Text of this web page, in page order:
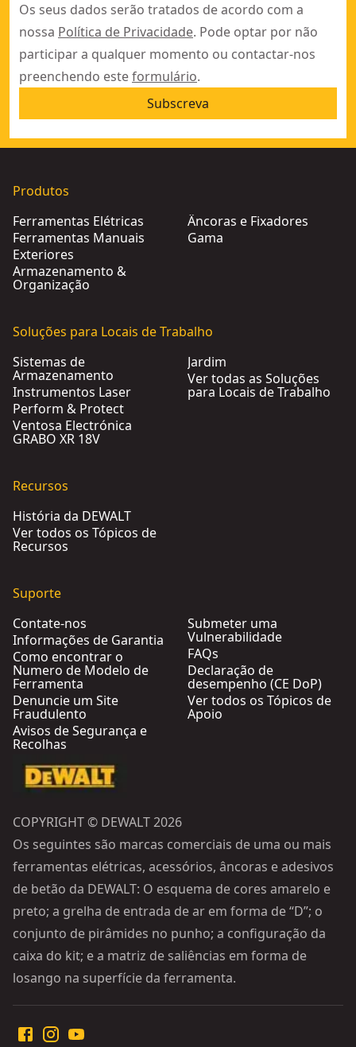
Os seus dados serão tratados de acordo com a
nossa Política de Privacidade. Pode optar por não
participar a qualquer momento ou contactar-nos
preenchendo esteformulário.
Subscreva
Produtos
Ferramentas Elétricas
Ferramentas Manuais
Exteriores
Armazenamento &
Organização
Âncoras e Fixadores
Gama
Soluções para Locais de Trabalho
Sistemas de
Armazenamento
Instrumentos Laser
Perform & Protect
Ventosa Electrónica
GRABO XR 18V
Jardim
Ver todas as Soluções
para Locais de Trabalho
Recursos
História da DEWALT
Ver todos os Tópicos de
Recursos
Suporte
Contate-nos
Informações de Garantia
Como encontrar o
Numero de Modelo de
Ferramenta
Denuncie um Site
Fraudulento
Avisos de Segurança e
Recolhas
Submeter uma
Vulnerabilidade
FAQs
Declaração de
desempenho (CE DoP)
Ver todos os Tópicos de
Apoio
COPYRIGHT © DEWALT 2026
Os seguintes são marcas comerciais de uma ou mais
ferramentas elétricas, acessórios, âncoras e adesivos
de betão da DEWALT: O esquema de cores amarelo e
preto; a grelha de entrada de ar em forma de “D”; o
conjunto de pirâmides no punho; a configuração da
caixa do kit; e a matriz de saliências em forma de
losango na superfície da ferramenta.